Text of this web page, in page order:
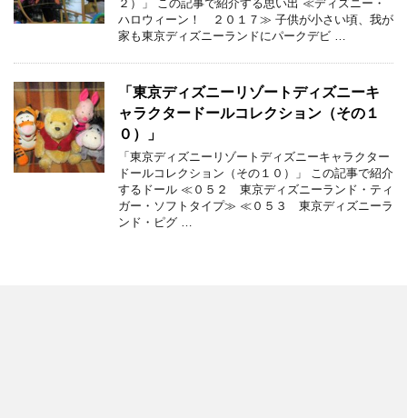
２）」 この記事で紹介する思い出 ≪ディズニー・
ハロウィーン！ ２０１７≫ 子供が小さい頃、我が
家も東京ディズニーランドにパークデビ …
「東京ディズニーリゾートディズニーキ
ャラクタードールコレクション（その１
０）」
「東京ディズニーリゾートディズニーキャラクター
ドールコレクション（その１０）」 この記事で紹介
するドール ≪０５２ 東京ディズニーランド・ティ
ガー・ソフトタイプ≫ ≪０５３ 東京ディズニーラ
ンド・ピグ …